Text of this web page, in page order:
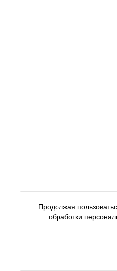
Продолжая
обработки